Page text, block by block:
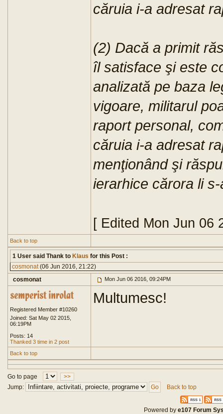
căruia i-a adresat
(2) Dacă a primit
îl satisface şi este
analizată pe baza
vigoare, militarul
raport personal,
căruia i-a adresat
menţionând şi
ierarhice cărora li
[ Edited Mon Jun 06
Back to top
1 User said Thank to Klaus for this Post :
cosmonat(06 Jun 2016, 21:22)
cosmonat
Mon Jun 06 2016, 09:24PM
Registered Member #10260
Joined: Sat May 02 2015,
06:19PM
Posts: 14
Thanked 3 time in 2 post
Multumesc!
Back to top
Go to page
>>
Jump:
Back to top
Powered bye107 Forum